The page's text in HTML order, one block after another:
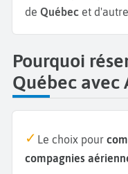
de Québec et
Pourquoi
Québec avec
Le choix pour
compagnies